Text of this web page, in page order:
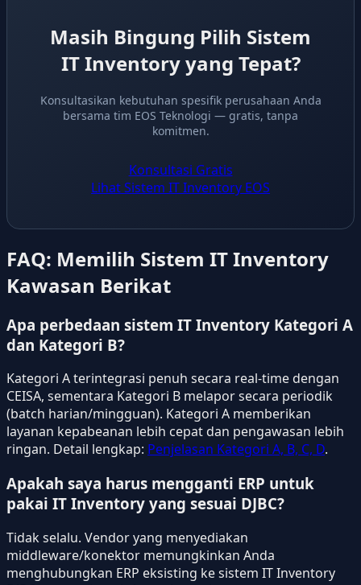
Masih Bingung Pilih Sistem
IT Inventory yang Tepat?
Konsultasikan kebutuhan spesifik perusahaan Anda
bersama tim EOS Teknologi — gratis, tanpa
komitmen.
Konsultasi Gratis
Lihat Sistem IT Inventory EOS
FAQ: Memilih Sistem IT Inventory
Kawasan Berikat
Apa perbedaan sistem IT Inventory Kategori A
dan Kategori B?
Kategori A terintegrasi penuh secara real-time dengan
CEISA, sementara Kategori B melapor secara periodik
(batch harian/mingguan). Kategori A memberikan
layanan kepabeanan lebih cepat dan pengawasan lebih
ringan. Detail lengkap: Penjelasan Kategori A, B, C, D.
Apakah saya harus mengganti ERP untuk
pakai IT Inventory yang sesuai DJBC?
Tidak selalu. Vendor yang menyediakan
middleware/konektor memungkinkan Anda
menghubungkan ERP eksisting ke sistem IT Inventory